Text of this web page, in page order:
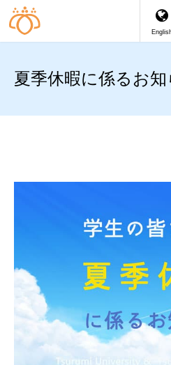
夏季休暇に係るお知